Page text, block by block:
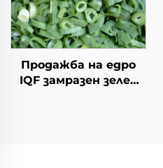
Продажба на едро
IQF замразен зелен